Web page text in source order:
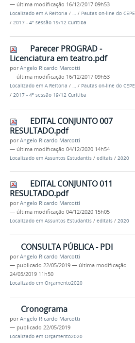
— última modificação 16/12/2017 09h53
Localizado em A Reitoria / … / Pautas on-line do CEPE
/ 2017 - 4ª sessão 19/12 Curitiba
Parecer PROGRAD -
Licenciatura em teatro.pdf
porAngelo Ricardo Marcotti
— última modificação 16/12/2017 09h53
Localizado em A Reitoria / … / Pautas on-line do CEPE
/ 2017 - 4ª sessão 19/12 Curitiba
EDITAL CONJUNTO 007
RESULTADO.pdf
porAngelo Ricardo Marcotti
— última modificação 04/12/2020 14h54
Localizado em Assuntos Estudantis / editais / 2020
EDITAL CONJUNTO 011
RESULTADO.pdf
porAngelo Ricardo Marcotti
— última modificação 04/12/2020 15h05
Localizado em Assuntos Estudantis / editais / 2020
CONSULTA PÚBLICA - PDI
porAngelo Ricardo Marcotti
— publicado 22/05/2019 — última modificação
24/05/2019 11h50
Localizado em Orçamento2020
Cronograma
porAngelo Ricardo Marcotti
— publicado 22/05/2019
Localizado em Orçamento2020